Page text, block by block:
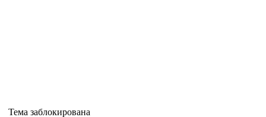
Тема заблокирована